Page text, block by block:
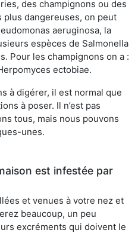
des champignons ou des
dangereuses, on peut
aeruginosa, la
espèces de Salmonella
Pour les champignons on a :
ectobiae.
à digérer, il est normal que
à poser. Il n’est pas
tous, mais nous pouvons
unes.
est infestée par
et venues à votre nez et
beaucoup, un peu
excréments qui doivent le